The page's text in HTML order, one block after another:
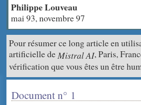
Philippe Louveau
mai 93, novembre 97
Pour résumer ce long article en
artificielle deMistral AI, Paris,
vérification que vous êtes un être
Document n° 1